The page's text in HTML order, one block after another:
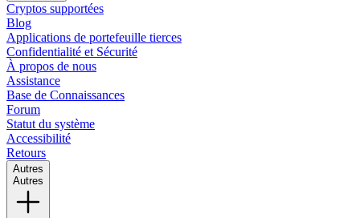
Cryptos supportées
Blog
Applications de portefeuille tierces
Confidentialité et Sécurité
À propos de nous
Assistance
Base de Connaissances
Forum
Statut du système
Accessibilité
Retours
Autres
Autres